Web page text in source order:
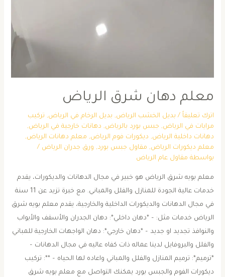
معلم دهان شرق الرياض
اترك تعليقاً / بديل الخشب الرياض, بديل الرخام في الرياض, تركيب
مرايات في الرياض, جبس بورد بالرياض, دهانات خارجية في الرياض,
دهانات داخلية الرياض, ديكورات فوم الرياض, معلم دهانات الرياض,
معلم ديكورات الرياض, مقاول جبس بورد, ورق جدران الرياض /
بواسطة مقاول عام الرياض
معلم بويه شرق الرياض هو خبير في مجال الدهانات والديكورات، يقدم
خدمات عالية الجودة للمنازل والفلل والمباني. مع خبرة تزيد عن 11 سنة
في مجال الدهانات والديكورات الداخلية والخارجية، يقدم معلم بويه شرق
الرياض خدمات مثل: – *دهان داخلي*: دهان الجدران والأسقف والأبواب
والنوافذ تجديد او جديد – *دهان خارجي*: دهان الواجهات الخارجية للمباني
والفلل والبروفايل لدينا عماله ذات كفاه عاليه في مجال الدهانات –
*ترميم*: ترميم المنازل والفلل والمباني واعاده لها الحياه – **: تركيب
ديكورات الفوم والجبس بورد يمكنك التواصل مع معلم بويه شرق